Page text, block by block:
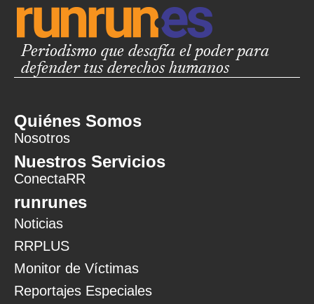
Periodismo que desafía el poder para
defender tus derechos humanos
Quiénes Somos
Nosotros
Nuestros Servicios
ConectaRR
runrunes
Noticias
RRPLUS
Monitor de Víctimas
Reportajes Especiales